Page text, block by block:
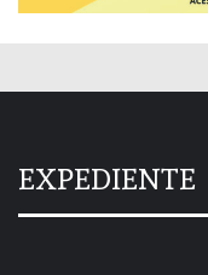
EXPEDIENTE